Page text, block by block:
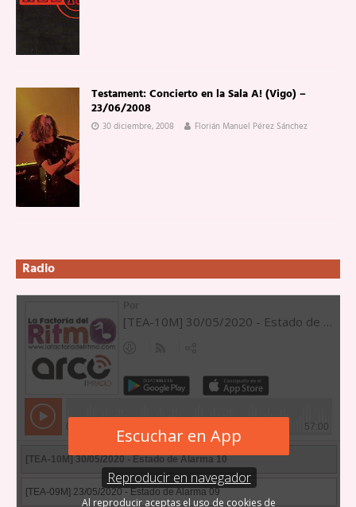
Testament: Concierto en la Sala A! (Vigo) –
23/06/2008
30 diciembre, 2008 Florián Manuel Pérez Sánchez
Radio